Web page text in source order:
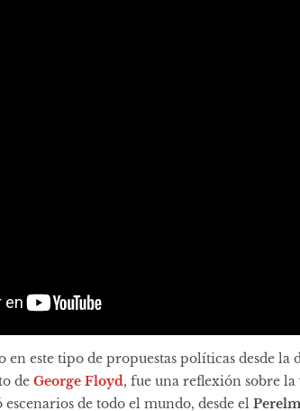
en este tipo de propuestas políticas desde la
de George Floyd, fue una reflexión sobre
de todo el mundo, desde el